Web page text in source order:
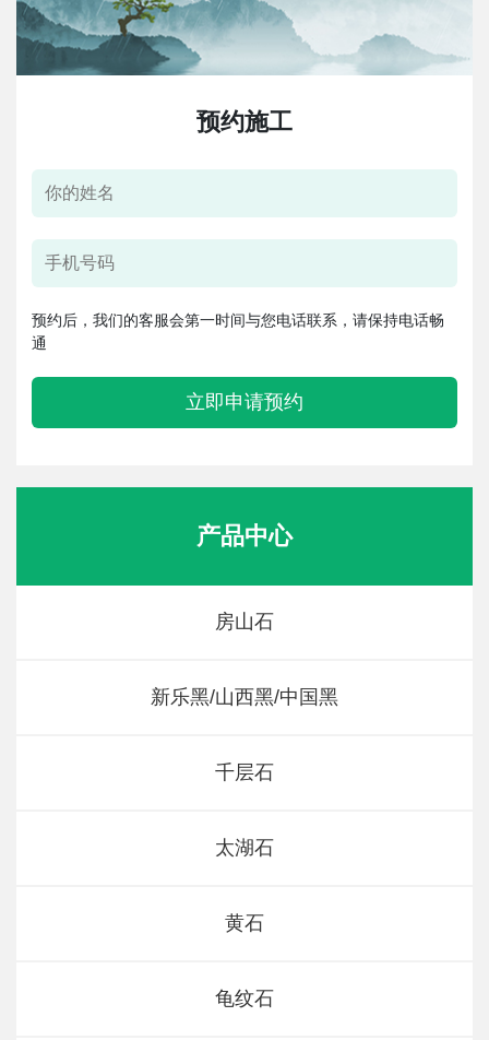
预约施工
预约后，我们的客服会第一时间与您电话联系，请保持电话畅
通
立即申请预约
产品中心
房山石
新乐黑/山西黑/中国黑
千层石
太湖石
黄石
龟纹石